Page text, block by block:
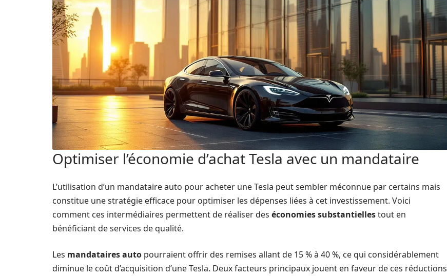
Optimiser l’économie d’achat Tesla avec un mandataire
L’utilisation d’un mandataire auto pour acheter une Tesla peut sembler méconnue par certains mais
constitue une stratégie efficace pour optimiser les dépenses liées à cet investissement. Voici
comment ces intermédiaires permettent de réaliser des économies substantiellestout en
bénéficiant de services de qualité.
Les mandataires auto pourraient offrir des remises allant de 15 % à 40 %, ce qui considérablement
diminue le coût d’acquisition d’une Tesla. Deux facteurs principaux jouent en faveur de ces réductions